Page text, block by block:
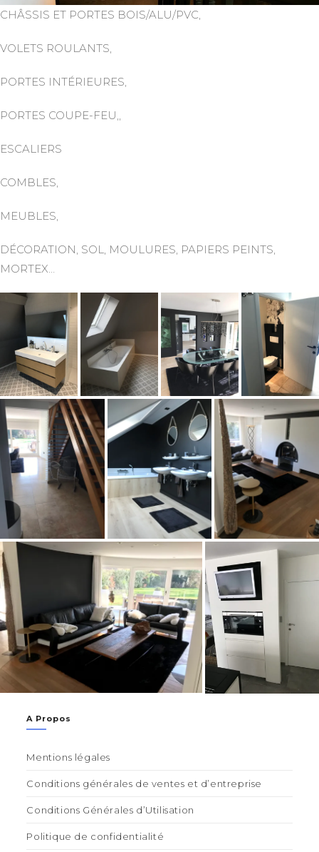
CHÂSSIS ET PORTES BOIS/ALU/PVC,
VOLETS ROULANTS,
PORTES INTÉRIEURES,
PORTES COUPE-FEU,,
ESCALIERS
COMBLES,
MEUBLES,
DÉCORATION, SOL, MOULURES, PAPIERS PEINTS,
MORTEX…
A Propos
Mentions légales
Conditions générales de ventes et d’entreprise
Conditions Générales d’Utilisation
Politique de confidentialité